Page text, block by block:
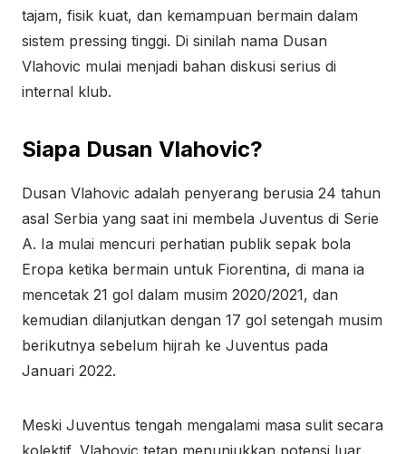
tajam, fisik kuat, dan kemampuan bermain dalam
sistem pressing tinggi. Di sinilah nama Dusan
Vlahovic mulai menjadi bahan diskusi serius di
internal klub.
Siapa Dusan Vlahovic?
Dusan Vlahovic adalah penyerang berusia 24 tahun
asal Serbia yang saat ini membela Juventus di Serie
A. Ia mulai mencuri perhatian publik sepak bola
Eropa ketika bermain untuk Fiorentina, di mana ia
mencetak 21 gol dalam musim 2020/2021, dan
kemudian dilanjutkan dengan 17 gol setengah musim
berikutnya sebelum hijrah ke Juventus pada
Januari 2022.
Meski Juventus tengah mengalami masa sulit secara
kolektif, Vlahovic tetap menunjukkan potensi luar